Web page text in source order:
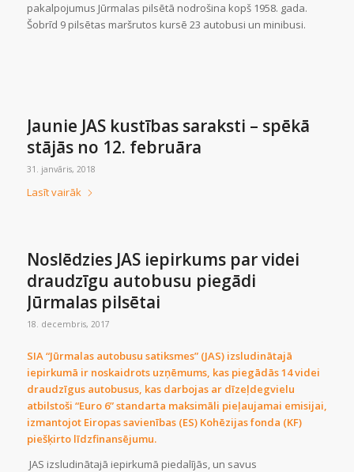
pakalpojumus Jūrmalas pilsētā nodrošina kopš 1958. gada.
Šobrīd 9 pilsētas maršrutos kursē 23 autobusi un minibusi.
Jaunie JAS kustības saraksti – spēkā
stājās no 12. februāra
31. janvāris, 2018
Lasīt vairāk
Noslēdzies JAS iepirkums par videi
draudzīgu autobusu piegādi
Jūrmalas pilsētai
18. decembris, 2017
SIA “Jūrmalas autobusu satiksmes” (JAS) izsludinātajā
iepirkumā ir noskaidrots uzņēmums, kas piegādās 14 videi
draudzīgus autobusus, kas darbojas ar dīzeļdegvielu
atbilstoši “Euro 6” standarta maksimāli pieļaujamai emisijai,
izmantojot Eiropas savienības (ES) Kohēzijas fonda (KF)
piešķirto līdzfinansējumu.
JAS izsludinātajā iepirkumā piedalījās, un savus